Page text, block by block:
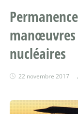
nucléaires
22 novembre 2017